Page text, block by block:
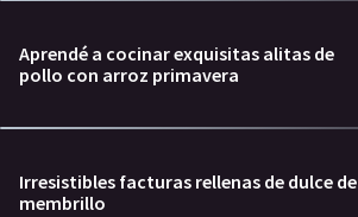
Aprendé a cocinar exquisitas alitas de
pollo con arroz primavera
Irresistibles facturas rellenas de dulce de
membrillo